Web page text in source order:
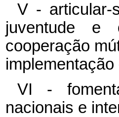
V - articular-
juventude e
cooperação
VI -
nacionais e